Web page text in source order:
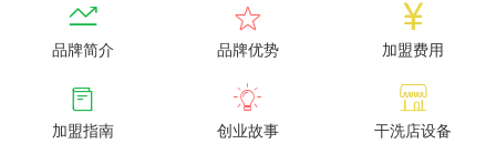

品牌简介

品牌优势

加盟费用

加盟指南

创业故事

干洗店设备